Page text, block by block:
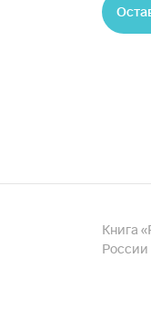
Книга
России